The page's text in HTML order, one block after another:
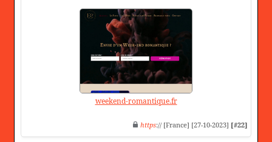
weekend-romantique.fr
https:// [France] [27-10-2023] [#22]